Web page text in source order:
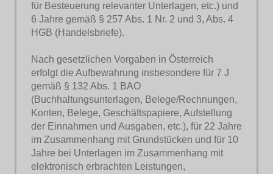
für Besteuerung relevanter Unterlagen, etc.) und
6 Jahre gemäß § 257 Abs. 1 Nr. 2 und 3, Abs. 4
HGB (Handelsbriefe).
Nach gesetzlichen Vorgaben in Österreich
erfolgt die Aufbewahrung insbesondere für 7 J
gemäß § 132 Abs. 1 BAO
(Buchhaltungsunterlagen, Belege/Rechnungen,
Konten, Belege, Geschäftspapiere, Aufstellung
der Einnahmen und Ausgaben, etc.), für 22 Jahre
im Zusammenhang mit Grundstücken und für 10
Jahre bei Unterlagen im Zusammenhang mit
elektronisch erbrachten Leistungen,